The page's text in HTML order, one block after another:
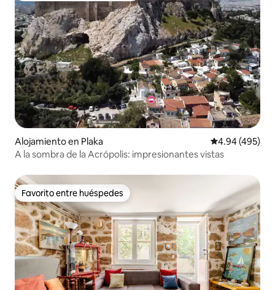
Alojamiento en Plaka Calificación
4.94 (495)
A la sombra de la Acrópolis: impresionantes vistas
Favorito entre huéspedes
Favorito entre huéspedes